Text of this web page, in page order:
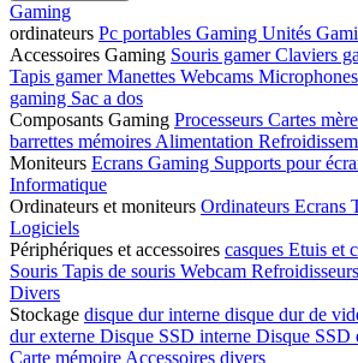
Gaming
ordinateurs Pc portables Gaming Unités
Accessoires Gaming Souris gamerClaviers
Tapis gamerManettes Webcams Microphones
gaming Sac a dos
Composants Gaming Processeurs Cartes
barrettes mémoires Alimentation
Moniteurs Ecrans Gaming Supports pour
Informatique
Ordinateurs et moniteurs Ordinateurs Ecrans
Logiciels
Périphériques et accessoires casques Etuis et
Souris Tapis de souris Webcam Refroidisseurs
Divers
Stockage disque dur interne disque dur de
dur externe Disque SSD interne Disque SSD
Carte mémoire Accessoires divers